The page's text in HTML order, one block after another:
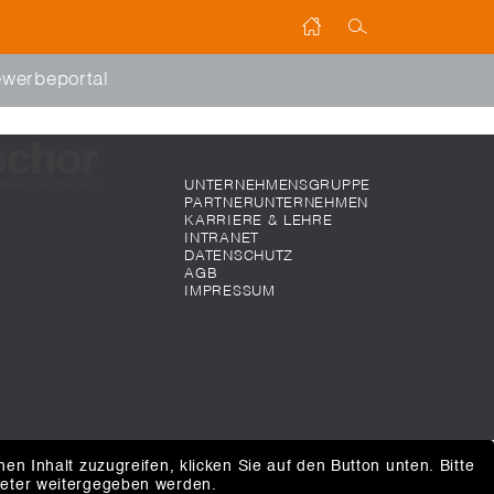
UNTERNEHMENSGRUPPE
PARTNERUNTERNEHMEN
KARRIERE & LEHRE
INTRANET
DATENSCHUTZ
AGB
IMPRESSUM
Inhalt zuzugreifen, klicken Sie auf den Button unten. Bitte
weitergegeben werden.